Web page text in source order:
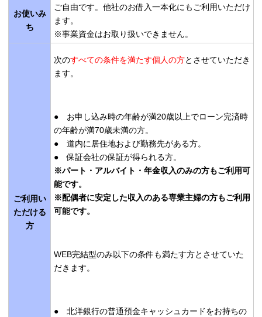
お使いみ
ち
ご自由です。他社のお借入一本化にもご利用いただけ
ます。
※事業資金はお取り扱いできません。
ご利用い
ただける
方
次のすべての条件を満たす個人の方とさせていただき
ます。
● お申し込み時の年齢が満20歳以上でローン完済時
の年齢が満70歳未満の方。
● 道内に居住地および勤務先がある方。
● 保証会社の保証が得られる方。
※パート・アルバイト・年金収入のみの方もご利用可
能です。
※配偶者に安定した収入のある専業主婦の方もご利用
可能です。
WEB完結型のみ以下の条件も満たす方とさせていた
だきます。
● 北洋銀行の普通預金キャッシュカードをお持ちの